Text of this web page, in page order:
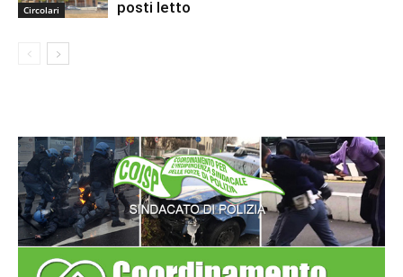
Circolari
posti letto